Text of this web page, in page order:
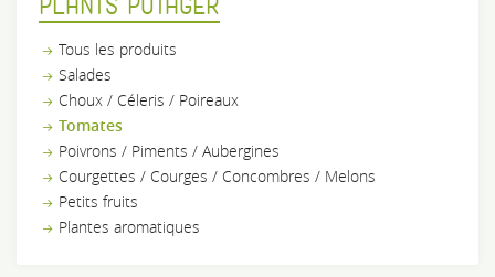
PLANTS POTAGER
Tous les produits
Salades
Choux / Céleris / Poireaux
Tomates
Poivrons / Piments / Aubergines
Courgettes / Courges / Concombres / Melons
Petits fruits
Plantes aromatiques